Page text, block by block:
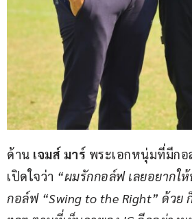
ด้าน เจมส์ มาร์ พระเอกหนุ่มที่มีก
เปิดใจว่า “ผมรักกอล์ฟ เลยอยากใ
กอล์ฟ “Swing to the Right” ด้วย